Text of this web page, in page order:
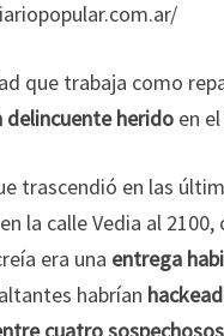
que trabaja como
delincuente herido en
trascendió en las
la calle Vedia al
era una entrega
habrían